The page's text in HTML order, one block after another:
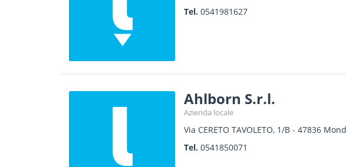
Tel. 0541981627
Ahlborn S.r.l.
Azienda locale
Via CERETO TAVOLETO, 1/B- 47836
Tel. 0541850071